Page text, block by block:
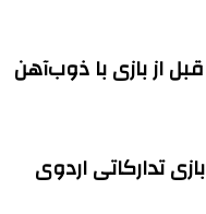
از بازی با ذوب‌آهن
تدارکاتی اردوی